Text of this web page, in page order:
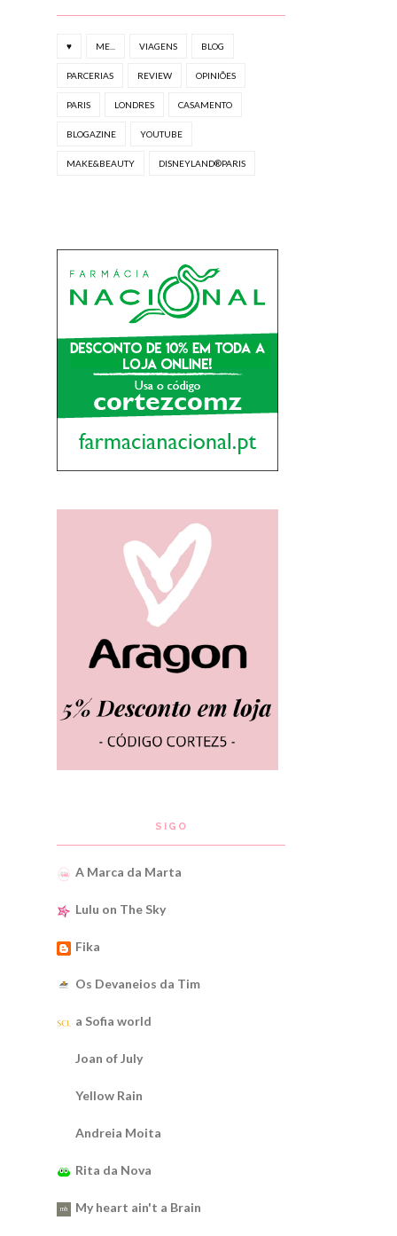
♥ ME... VIAGENS BLOG
PARCERIAS REVIEW OPINIÕES
PARIS LONDRES CASAMENTO
BLOGAZINE YOUTUBE
MAKE&BEAUTY DISNEYLAND®PARIS
SIGO
A Marca da Marta
Lulu on The Sky
Fika
Os Devaneios da Tim
a Sofia world
Joan of July
Yellow Rain
Andreia Moita
Rita da Nova
My heart ain't a Brain